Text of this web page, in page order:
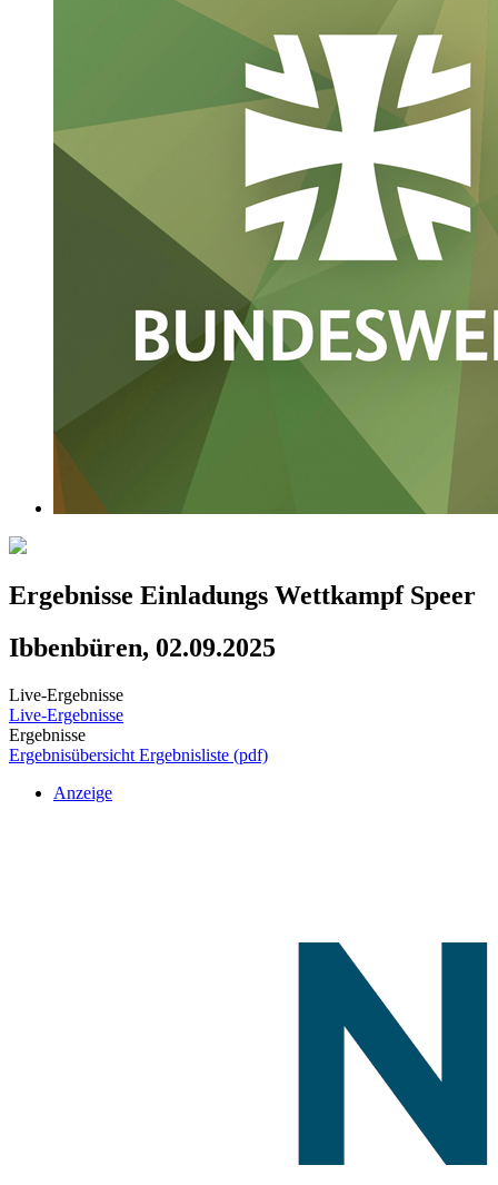
Ergebnisse Einladungs Wettkampf Speer
Ibbenbüren, 02.09.2025
Live-Ergebnisse
Live-Ergebnisse
Ergebnisse
Ergebnisübersicht Ergebnisliste (pdf)
Anzeige